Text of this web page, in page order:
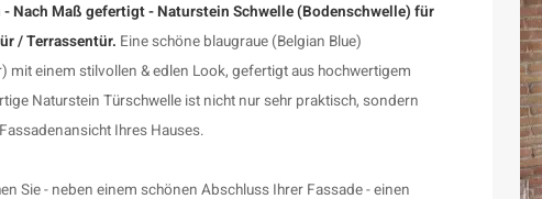
Nach Maß gefertigt - Naturstein Schwelle (Bodenschwelle) für
/ Terrassentür. Eine schöne blaugraue (Belgian Blue)
mit einem stilvollen & edlen Look, gefertigt aus hochwertigem
Naturstein Türschwelle ist nicht nur sehr praktisch, sondern
Ihres Hauses.
Sie - neben einem schönen Abschluss Ihrer Fassade - einen